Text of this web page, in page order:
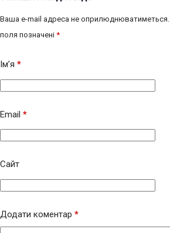
Ваша e-mail адреса не оприлюднюватиметься.
поля позначені *
Ім’я *
Email *
Сайт
Додати коментар *